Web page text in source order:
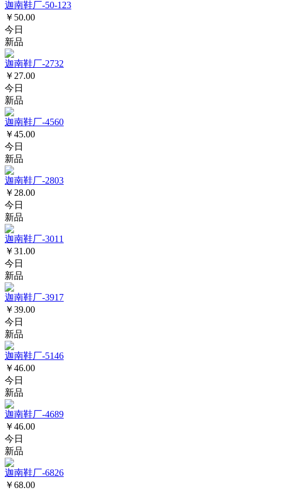
迦南鞋厂-50-123
￥50.00
今日
新品
迦南鞋厂-2732
￥27.00
今日
新品
迦南鞋厂-4560
￥45.00
今日
新品
迦南鞋厂-2803
￥28.00
今日
新品
迦南鞋厂-3011
￥31.00
今日
新品
迦南鞋厂-3917
￥39.00
今日
新品
迦南鞋厂-5146
￥46.00
今日
新品
迦南鞋厂-4689
￥46.00
今日
新品
迦南鞋厂-6826
￥68.00